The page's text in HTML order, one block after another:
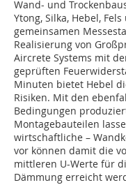
Wand- und
Ytong, Silka, Hebel,
gemeinsamen
Realisierung von
Aircrete Systems mit
geprüften
Minuten bietet Hebel
Risiken. Mit den
Bedingungen
Montagebauteilen
wirtschaftliche –
vor können damit die
mittleren U-Werte für
Dämmung erreicht